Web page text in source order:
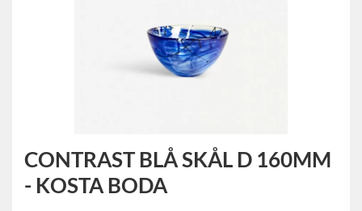
CONTRAST BLÅ SKÅL D 160MM
- KOSTA BODA